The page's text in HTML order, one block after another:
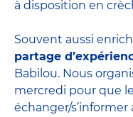
à disposition en
Souvent aussi
partage
Babilou. Nous
mercredi pour que
échanger/